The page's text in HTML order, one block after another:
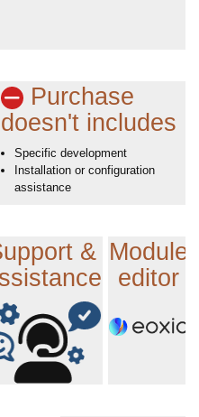
Purchase
doesn't includes
Specific development
Installation or configuration
assistance
& Module
editor